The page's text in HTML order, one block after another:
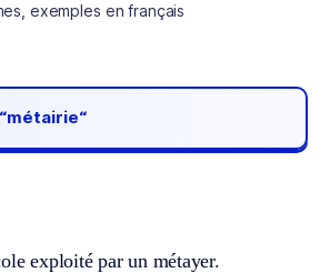
exemples en français
“métairie“
exploité par un métayer.